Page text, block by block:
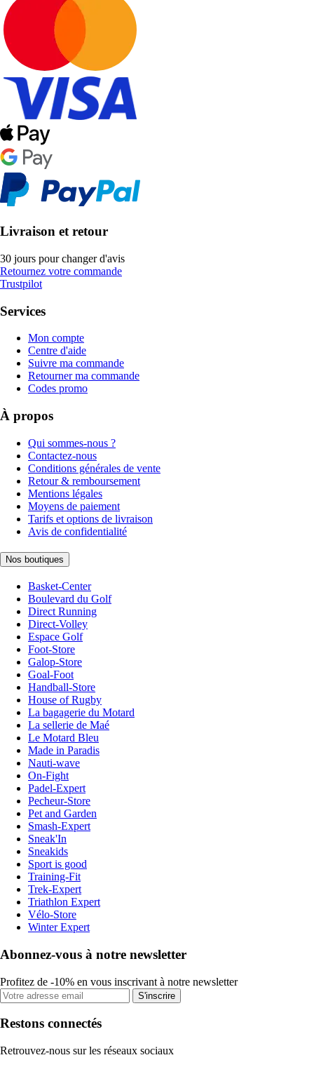
Livraison et retour
30 jours pour changer d'avis
Retournez votre commande
Trustpilot
Services
Mon compte
Centre d'aide
Suivre ma commande
Retourner ma commande
Codes promo
À propos
Qui sommes-nous ?
Contactez-nous
Conditions générales de vente
Retour & remboursement
Mentions légales
Moyens de paiement
Tarifs et options de livraison
Avis de confidentialité
Nos boutiques
Basket-Center
Boulevard du Golf
Direct Running
Direct-Volley
Espace Golf
Foot-Store
Galop-Store
Goal-Foot
Handball-Store
House of Rugby
La bagagerie du Motard
La sellerie de Maé
Le Motard Bleu
Made in Paradis
Nauti-wave
On-Fight
Padel-Expert
Pecheur-Store
Pet and Garden
Smash-Expert
Sneak'In
Sneakids
Sport is good
Training-Fit
Trek-Expert
Triathlon Expert
Vélo-Store
Winter Expert
Abonnez-vous à notre newsletter
Profitez de -10% en vous inscrivant à notre newsletter
S'inscrire
Restons connectés
Retrouvez-nous sur les réseaux sociaux